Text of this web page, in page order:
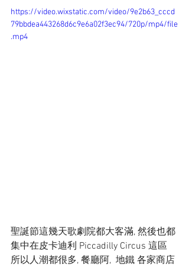
https://video.wixstatic.com/video/9e2b63_cccd
79bbdea443268d6c9e6a02f3ec94/720p/mp4/file
.mp4
聖誕節這幾天歌劇院都大客滿, 然後也都
集中在皮卡迪利 Piccadilly Circus 這區
所以人潮都很多, 餐廳阿,  地鐵 各家商店